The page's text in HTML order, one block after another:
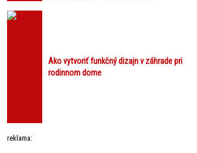
Ako vytvoriť funkčný dizajn v záhrade pri
rodinnom dome
reklama: